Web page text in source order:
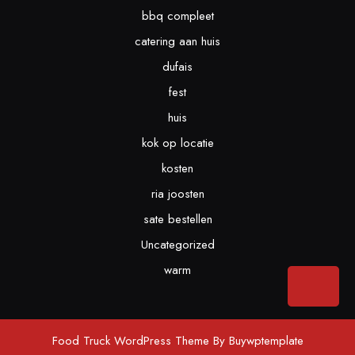
to
bbq compleet
catering aan huis
dufais
fest
huis
kok op locatie
kosten
ria joosten
sate bestellen
Uncategorized
warm
Food Truck WordPress Theme By Buywptemplate